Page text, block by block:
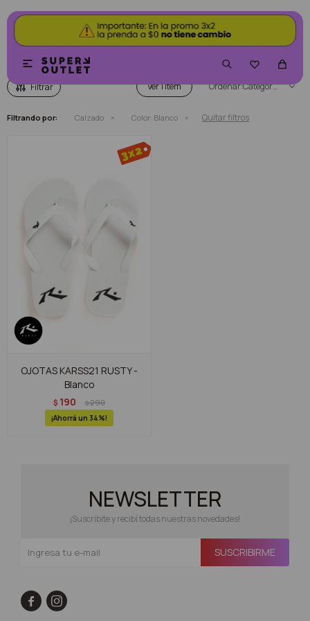


Ver Categoría
Filtrando por: Calzado Color: Blanco Quitar filtros
OJOTAS KARSS21 RUSTY -
Blanco
$ 190 $290
34
NEWSLETTER
¡Suscribite y recibí todas nuestras novedades!
SUSCRIBIRME
 